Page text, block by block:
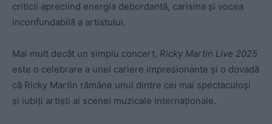
criticii apreciind energia debordantă, carisma și vocea
inconfundabilă a artistului.
Mai mult decât un simplu concert, Ricky Martin Live 2025
este o celebrare a unei cariere impresionante și o dovadă
că Ricky Martin rămâne unul dintre cei mai spectaculoși
și iubiți artiști ai scenei muzicale internaționale.